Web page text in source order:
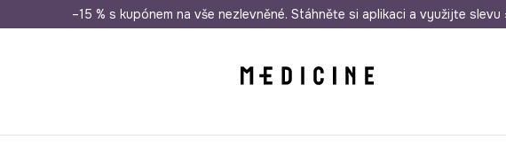
Doprava zdarma při nákupu nad 1 200 Kč Odeslání i do 24 hodin 30
–15 % s kupónem na vše nezlevněné. Stáhněte si aplikaci a využijte slevu